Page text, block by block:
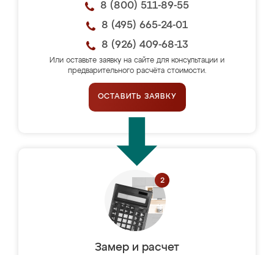
8 (800) 511-89-55
8 (495) 665-24-01
8 (926) 409-68-13
Или оставьте заявку на сайте для консультации и
предварительного расчёта стоимости.
ОСТАВИТЬ ЗАЯВКУ
Замер и расчет